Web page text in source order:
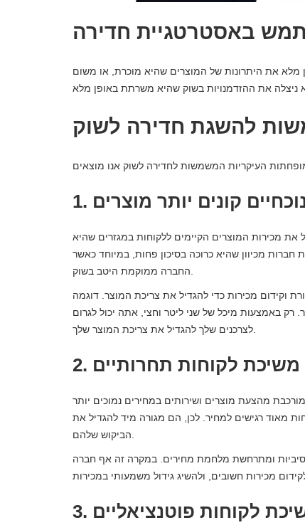
את היתרונות של המוצרים שהיא מוכרת, או משום
להשגת חדירה לשוק
קונים יותר מוצרים
מכירות המוצרים הקיימים ללקוחות במגזרים שהיא
מכיוון שהיא כרוכה בסיכון פחות, במיוחד כאשר
וקידום מכירות כדי להגדיל את צריכת המוצר. דוגמה
רק באמצעות מיכל של שני ליטר וחצי, אתה יכול לגרום
2. משיכת לקוחות תחרותיים
מהצעת מוצרים ושירותים במחירים נמוכים יותר
מאוד רגישים למחיר. לכן, הם מגורה מיד להגדיל את
ומתרחשת מלחמת מחירים. במקרה זה אף חברה
לקוחות פוטנציאליים